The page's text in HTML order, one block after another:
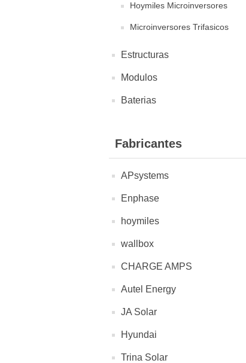
Hoymiles Microinversores
Microinversores Trifasicos
Estructuras
Modulos
Baterias
Fabricantes
APsystems
Enphase
hoymiles
wallbox
CHARGE AMPS
Autel Energy
JA Solar
Hyundai
Trina Solar